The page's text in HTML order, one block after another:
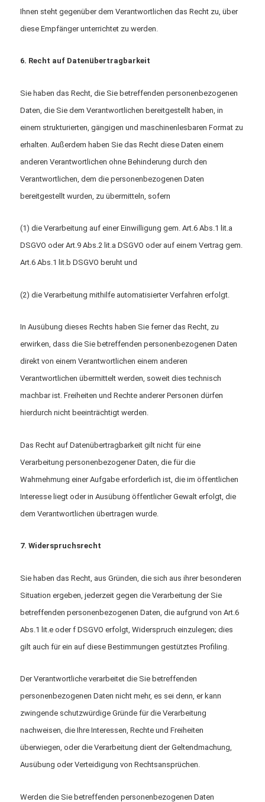
Ihnen steht gegenüber dem Verantwortlichen das Recht zu, über
diese Empfänger unterrichtet zu werden.
6. Recht auf Datenübertragbarkeit
Sie haben das Recht, die Sie betreffenden personenbezogenen
Daten, die Sie dem Verantwortlichen bereitgestellt haben, in
einem strukturierten, gängigen und maschinenlesbaren Format zu
erhalten. Außerdem haben Sie das Recht diese Daten einem
anderen Verantwortlichen ohne Behinderung durch den
Verantwortlichen, dem die personenbezogenen Daten
bereitgestellt wurden, zu übermitteln, sofern
(1) die Verarbeitung auf einer Einwilligung gem. Art.6 Abs.1 lit.a
DSGVO oder Art.9 Abs.2 lit.a DSGVO oder auf einem Vertrag gem.
Art.6 Abs.1 lit.b DSGVO beruht und
(2) die Verarbeitung mithilfe automatisierter Verfahren erfolgt.
In Ausübung dieses Rechts haben Sie ferner das Recht, zu
erwirken, dass die Sie betreffenden personenbezogenen Daten
direkt von einem Verantwortlichen einem anderen
Verantwortlichen übermittelt werden, soweit dies technisch
machbar ist. Freiheiten und Rechte anderer Personen dürfen
hierdurch nicht beeinträchtigt werden.
Das Recht auf Datenübertragbarkeit gilt nicht für eine
Verarbeitung personenbezogener Daten, die für die
Wahrnehmung einer Aufgabe erforderlich ist, die im öffentlichen
Interesse liegt oder in Ausübung öffentlicher Gewalt erfolgt, die
dem Verantwortlichen übertragen wurde.
7. Widerspruchsrecht
Sie haben das Recht, aus Gründen, die sich aus ihrer besonderen
Situation ergeben, jederzeit gegen die Verarbeitung der Sie
betreffenden personenbezogenen Daten, die aufgrund von Art.6
Abs.1 lit.e oder f DSGVO erfolgt, Widerspruch einzulegen; dies
gilt auch für ein auf diese Bestimmungen gestütztes Profiling.
Der Verantwortliche verarbeitet die Sie betreffenden
personenbezogenen Daten nicht mehr, es sei denn, er kann
zwingende schutzwürdige Gründe für die Verarbeitung
nachweisen, die Ihre Interessen, Rechte und Freiheiten
überwiegen, oder die Verarbeitung dient der Geltendmachung,
Ausübung oder Verteidigung von Rechtsansprüchen.
Werden die Sie betreffenden personenbezogenen Daten